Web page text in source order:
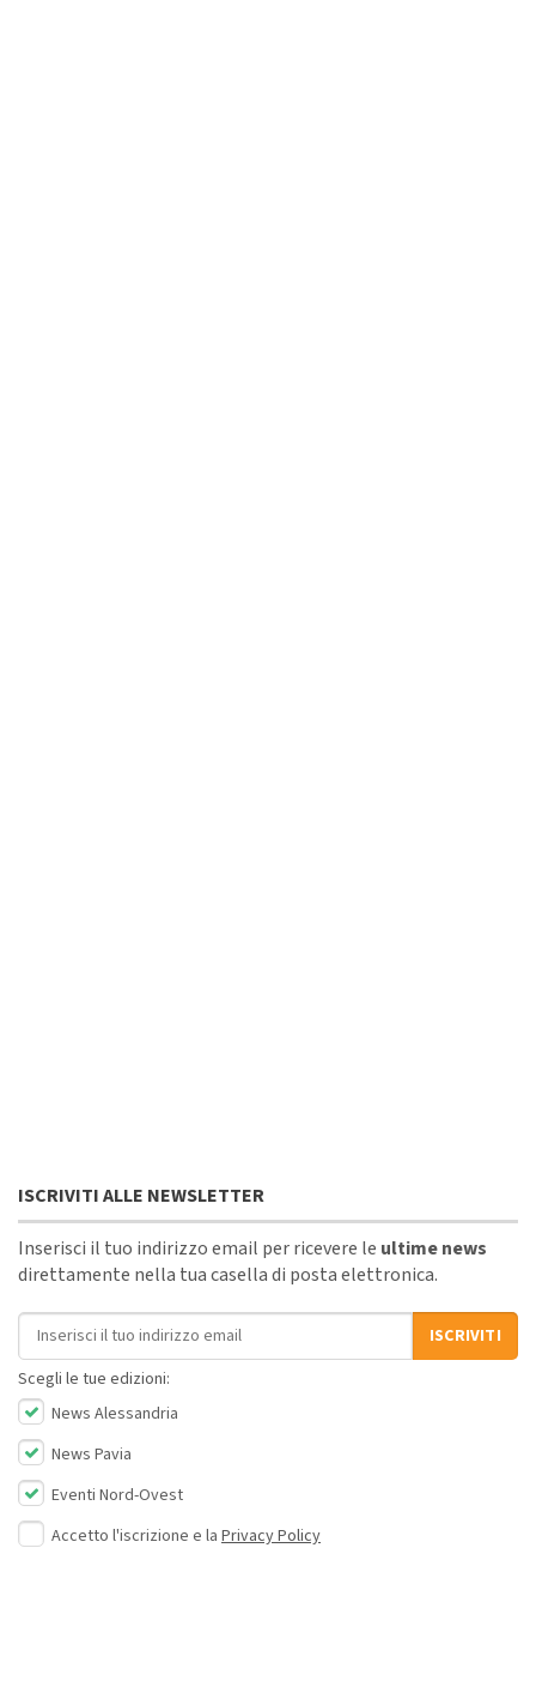
ISCRIVITI ALLE NEWSLETTER
Inserisci il tuo indirizzo email per ricevere le ultime news
direttamente nella tua casella di posta elettronica.
Indirizzo email
ISCRIVITI
Scegli le tue edizioni:
News Alessandria
News Pavia
Eventi Nord-Ovest
Accetto l'iscrizione e la Privacy Policy